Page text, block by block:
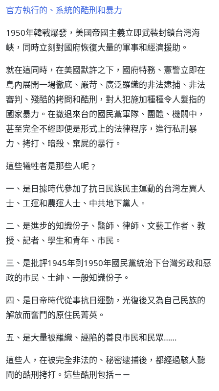
官方執行的、系統的酷刑和暴力
1950年韓戰爆發，美國帝國主義立即武裝封鎖台灣海
峽，同時立刻對國府恢復大量的軍事和經濟援助。
就在這同時，在美國默許之下，國府特務、憲警立即在
島內展開一場徹底、嚴苛、廣泛羅織的非法逮捕、非法
審判、殘酷的拷問和酷刑，對人犯施加種種令人髮指的
國家暴力。在撤退來台的國民黨軍隊、團體、機關中，
甚至完全不經即便是形式上的法律程序，進行私刑暴
力、拷打、暗殺、棄屍的暴行。
這些犧牲者是那些人呢﹖
一、是日據時代參加了抗日民族民主運動的台灣左翼人
士、工運和農運人士、中共地下黨人。
二、是進步的知識份子、醫師、律師、文藝工作者、教
授、記者、學生和青年、市民。
三、是批評1945年到1950年國民黨統治下台灣劣政和惡
政的市民、士紳、一般知識份子。
四、是日帝時代從事抗日運動，光復後又為自己民族的
解放而奮鬥的原住民菁英。
五、是大量被羅織、誣陷的善良市民和民眾……
這些人，在被完全非法的、秘密逮捕後，都經過駭人聽
聞的酷刑拷打。這些酷刑包括－－